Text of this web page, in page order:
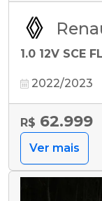
1.0 12V SCE
2022/2023
R$ 62.999
Ver mais